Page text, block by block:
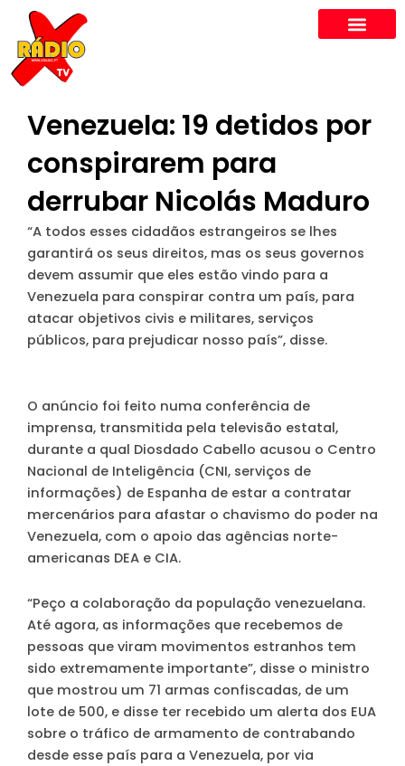
content
Venezuela: 19 detidos por
conspirarem para
derrubar Nicolás Maduro
“A todos esses cidadãos estrangeiros se lhes
garantirá os seus direitos, mas os seus governos
devem assumir que eles estão vindo para a
Venezuela para conspirar contra um país, para
atacar objetivos civis e militares, serviços
públicos, para prejudicar nosso país”, disse.
O anúncio foi feito numa conferência de
imprensa, transmitida pela televisão estatal,
durante a qual Diosdado Cabello acusou o Centro
Nacional de Inteligência (CNI, serviços de
informações) de Espanha de estar a contratar
mercenários para afastar o chavismo do poder na
Venezuela, com o apoio das agências norte-
americanas DEA e CIA.
“Peço a colaboração da população venezuelana.
Até agora, as informações que recebemos de
pessoas que viram movimentos estranhos tem
sido extremamente importante”, disse o ministro
que mostrou um 71 armas confiscadas, de um
lote de 500, e disse ter recebido um alerta dos EUA
sobre o tráfico de armamento de contrabando
desde esse país para a Venezuela, por via